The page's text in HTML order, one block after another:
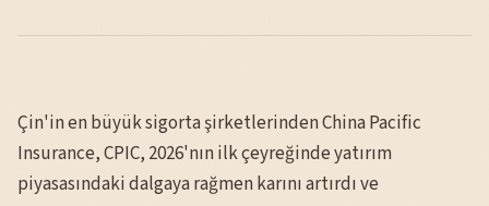
Çin'in en büyük sigorta şirketlerinden China Pacific
Insurance, CPIC, 2026'nın ilk çeyreğinde yatırım
piyasasındaki dalgaya rağmen karını artırdı ve